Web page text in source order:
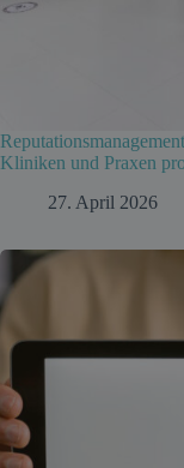
Kliniken und Praxen
27. April 2026